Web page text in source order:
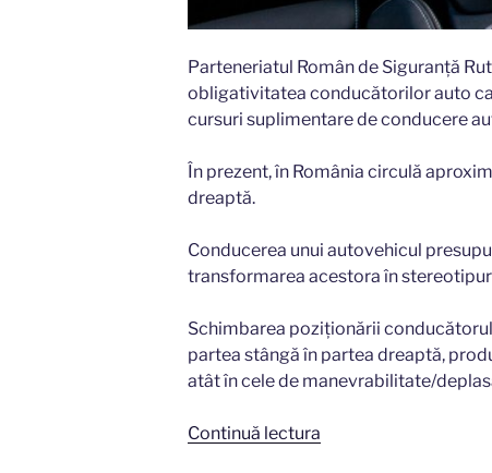
Parteneriatul Român de Siguranță
obligativitatea conducătorilor auto
cursuri suplimentare de conducere
În prezent, în România circulă
dreaptă.
Conducerea unui autovehicul
transformarea acestora în
Schimbarea poziţionării
partea stângă în partea dreaptă,
atât în cele de manevrabilitate/
Continuă lectura